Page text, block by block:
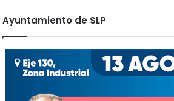
Ayuntamiento de SLP